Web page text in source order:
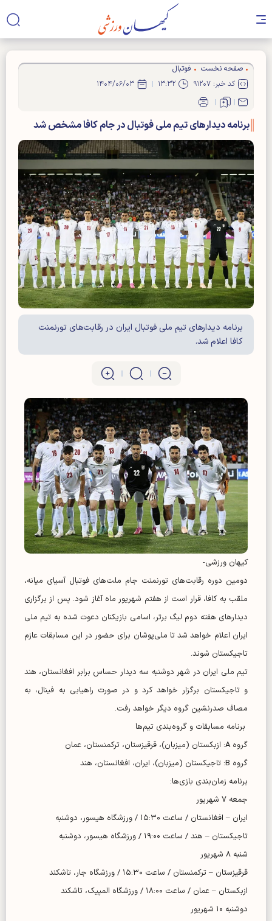
صفحه نخست
فوتبال
کد خبر: ۹۱۲۰۷
۱۳:۳۲ ۱۴۰۴/۰۶/۰۳
برنامه دیدارهای تیم ملی فوتبال در جام کافا مشخص شد
برنامه دیدارهای تیم ملی فوتبال ایران در رقابت‌های تورنمنت
کافا اعلام شد.
کیهان ورزشی-
دومین دوره رقابت‌های تورنمنت جام ملت‌های فوتبال آسیای میانه،
ملقب به کافا، قرار است از هفتم شهریور ماه آغاز شود. پس از برگزاری
دیدار‌های هفته دوم لیگ برتر، اسامی بازیکنان دعوت شده به تیم ملی
ایران اعلام خواهد شد تا ملی‌پوشان برای حضور در این مسابقات عازم
تاجیکستان شوند.
تیم ملی ایران در شهر دوشنبه سه دیدار حساس برابر افغانستان، هند
و تاجیکستان برگزار خواهد کرد و در صورت راهیابی به فینال، به
مصاف صدرنشین گروه دیگر خواهد رفت.
برنامه مسابقات و گروه‌بندی تیم‌ها
گروه A: ازبکستان (میزبان)، قرقیزستان، ترکمنستان، عمان
گروه B: تاجیکستان (میزبان)، ایران، افغانستان، هند
برنامه زمان‌بندی بازی‌ها:
جمعه ۷ شهریور
ایران – افغانستان / ساعت ۱۵:۳۰ / ورزشگاه هیسور، دوشنبه
تاجیکستان – هند / ساعت ۱۹:۰۰ / ورزشگاه هیسور، دوشنبه
شنبه ۸ شهریور
قرقیزستان – ترکمنستان / ساعت ۱۵:۳۰ / ورزشگاه جار، تاشکند
ازبکستان – عمان / ساعت ۱۸:۰۰ / ورزشگاه المپیک، تاشکند
دوشنبه ۱۰ شهریور